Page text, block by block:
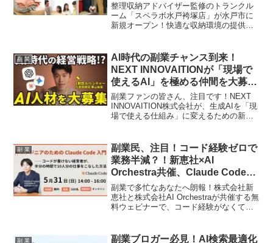
整理収納アドバイザー監修のトランクル
ーム「スペラボ水戸袴塚店」が水戸市に
新規オープン！快適な収納環境の提供だ
成の選択肢も提案されています。その魅
力と、今だけのお得な情報をお届けしま
す！
副 業
AI時代の副業チャンス到来！
NEXT INNOVAITIONが「現場で
使えるAI」を極める仲間を大募
集！
副業ファンの皆さん、注目です！NEXT
INNOVAITION株式会社が、生成AIを「現
場で使える仕組み」に変えるための新た
ンサルタントとして、AI時代の最前線で
スキルアップできるチャンスをお見逃し
なく！柔軟な働き方も魅力で、あなたの
「推し活」ならぬ「推しAI」を仕事にす
るきっかけになるかも！？
副 業
副業民、注目！コード経験ゼロで
業務半減？！新恵社×AI
Orchestra共催、Claude Code入
門ウェビナーで「推し活」を効率
化！
副業で多忙なあなたへ朗報！株式会社新
恵社と株式会社AI Orchestraが共催する無
料ウェビナーで、コード経験がなくても
公開！5月31日開催のこのイベントで、あ
副 業
副業ブロガー必見！AI検索最適化